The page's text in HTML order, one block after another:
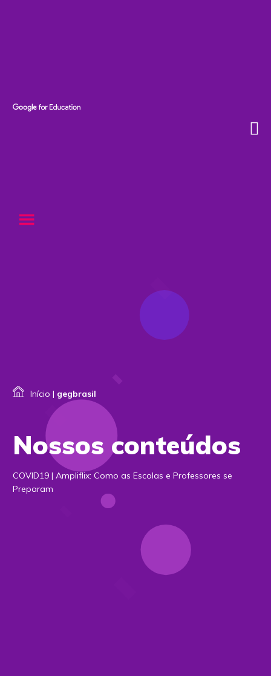
Início | gegbrasil
Nossos conteúdos
COVID19 | Ampliflix: Como as Escolas e Professores se
Preparam